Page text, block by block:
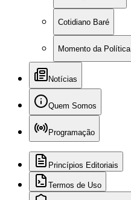
Cotidiano Baré
Momento da Política
Notícias
Quem Somos
Programação
Princípios Editoriais
Termos de Uso